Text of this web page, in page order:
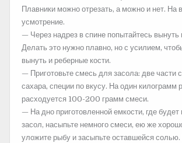
Плавники можно отрезать, а можно и нет. На
усмотрение.
— Через надрез в спине попытайтесь вынуть
Делать это нужно плавно, но с усилием,
вынуть и реберные кости.
— Приготовьте смесь для засола: две части
сахара, специи по вкусу. На один килограмм
расходуется 100-200 грамм смеси.
— На дно приготовленной емкости, где будет
засол, насыпьте немного смеси, ею же
уложите рыбу и засыпьте оставшейся солью.